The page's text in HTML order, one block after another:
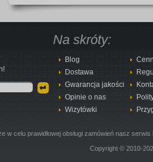
Na skróty:
Blog
Dostawa
Gwarancja jakości
Opinie o nas
Wizytówki
w celu prawidłowej obsługi zamówień nasz
Copyright © 2010-